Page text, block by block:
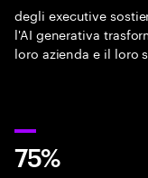
degli executive
l'AI generativa
loro azienda e il loro
75%